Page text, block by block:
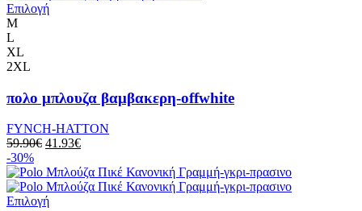
Επιλογή
M
L
XL
2XL
πολο μπλουζα βαμβακερη-offwhite
FYNCH-HATTON
59.90€ 41.93€
-30%
Επιλογή